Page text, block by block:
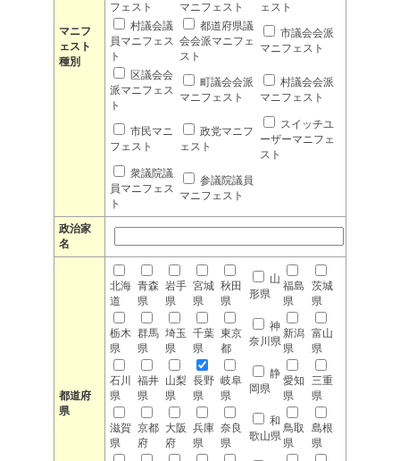
マニフ
ェスト
種別
フェスト
マニフェスト
ェスト
村議会議
員マニフェス
ト
都道府県議
会会派マニフェ
スト
市議会会派
マニフェスト
区議会会
派マニフェス
ト
町議会会派
マニフェスト
村議会会派
マニフェスト
市民マニ
フェスト
政党マニフ
ェスト
スイッチユ
ーザーマニフェ
スト
衆議院議
員マニフェス
ト
参議院議員
マニフェスト
政治家
名
都道府
県
北海
道
青森
県
岩手
県
宮城
県
秋田
県
山
形県
福島
県
茨城
県
栃木
県
群馬
県
埼玉
県
千葉
県
東京
都
神
奈川県
新潟
県
富山
県
石川
県
福井
県
山梨
県
長野
県
岐阜
県
静
岡県
愛知
県
三重
県
滋賀
県
京都
府
大阪
府
兵庫
県
奈良
県
和
歌山県
鳥取
県
島根
県